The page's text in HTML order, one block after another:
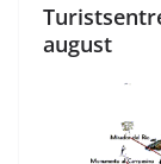
august